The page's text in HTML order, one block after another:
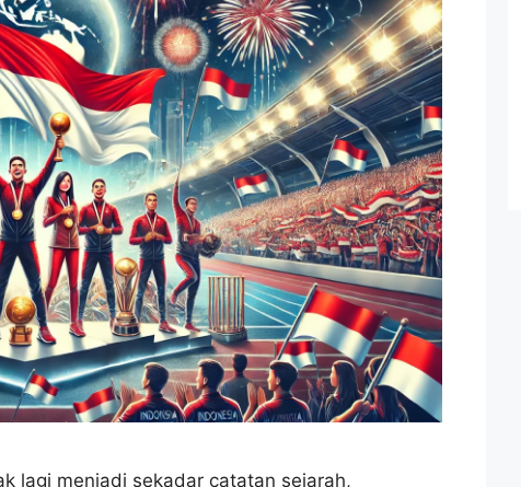
lagi menjadi sekadar catatan sejarah,